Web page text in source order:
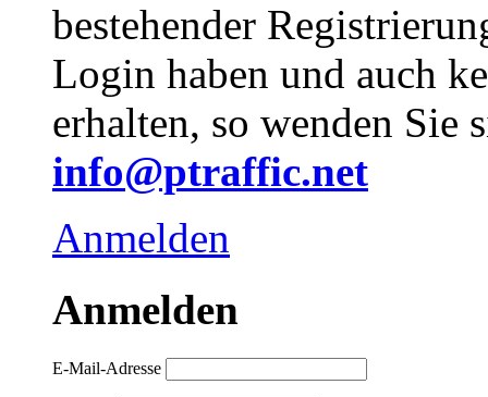
bestehender
Login haben und auch
erhalten, so wenden
info@ptraffic.net
Anmelden
Anmelden
E-Mail-Adresse